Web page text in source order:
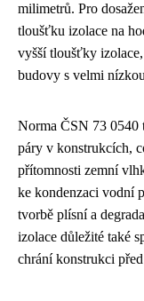
milimetrů. Pro
tloušťku izolace na
vyšší tloušťky
budovy s velmi
Norma ČSN 73 0540
páry v konstrukcích,
přítomnosti zemní
ke kondenzaci vodní
tvorbě plísní a
izolace důležité také
chrání konstrukci